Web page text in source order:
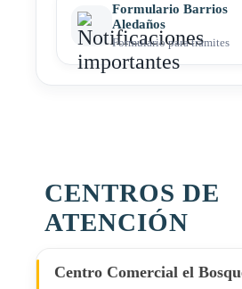
Formulario Barrios
Aledaños
Formulario para trámites
CENTROS DE
ATENCIÓN
Centro Comercial el